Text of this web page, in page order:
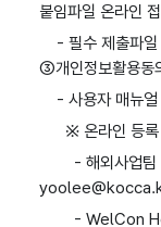
붙임파일 온라인
- 필수 제출파일
③개인정보활용동
- 사용자 매뉴얼
※ 온라인 등록
- 해외사업팀
- WelCon